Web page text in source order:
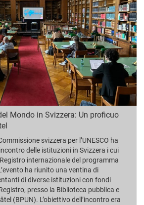
Mondo in Svizzera: Un proficuo
svizzera per l’UNESCO ha
delle istituzioni in Svizzera i cui
internazionale del programma
ha riunito una ventina di
di diverse istituzioni con fondi
presso la Biblioteca pubblica e
(BPUN). L’obiettivo dell’incontro era